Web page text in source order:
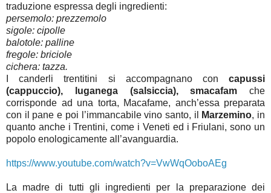
traduzione espressa degli ingredienti:
persemolo: prezzemolo
sigole: cipolle
balotole: palline
fregole: briciole
cichera: tazza.
I canderli trentitini si accompagnano con capussi
(cappuccio), luganega (salsiccia), smacafam che
corrisponde ad una torta, Macafame, anch’essa preparata
con il pane e poi l’immancabile vino santo, il
Marzemino, in
quanto anche i Trentini, come i Veneti ed i Friulani, sono un
popolo enologicamente all’avanguardia.
https://www.youtube.com/watch?v=VwWqOoboAEg
La madre di tutti gli ingredienti per la preparazione dei